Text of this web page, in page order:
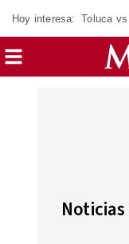
Hoy interesa: Toluca